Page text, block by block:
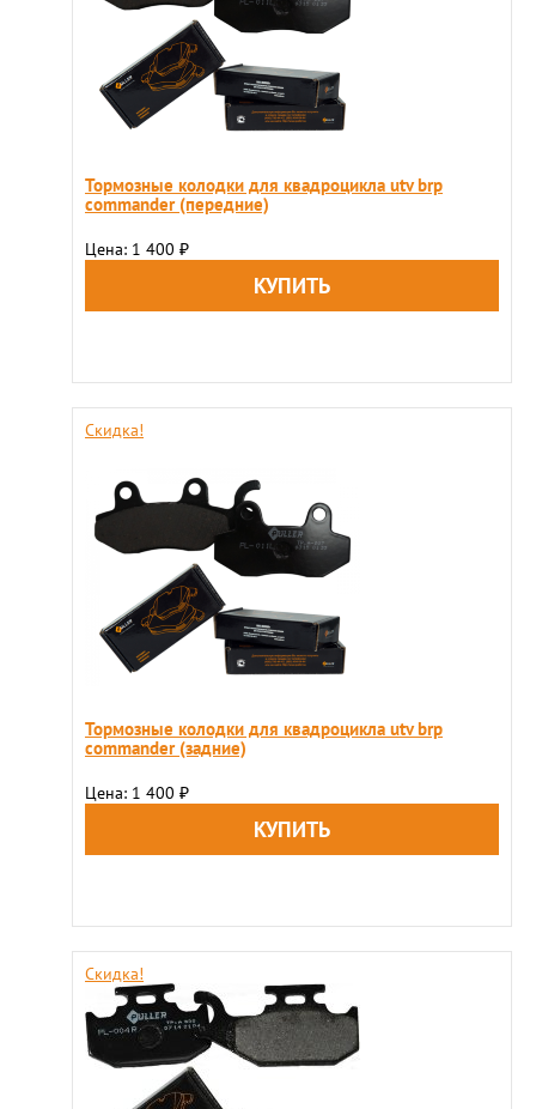
Тормозные колодки для квадроцикла utv brp
commander (передние)
Цена: 1 400 ₽
Скидка!
Тормозные колодки для квадроцикла utv brp
commander (задние)
Цена: 1 400 ₽
Скидка!